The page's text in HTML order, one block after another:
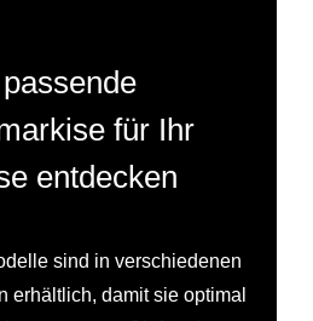
für Ihr
entdecken
sind in verschiedenen
erhältlich, damit sie optimal